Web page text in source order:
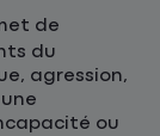
de
du
agression,
ou